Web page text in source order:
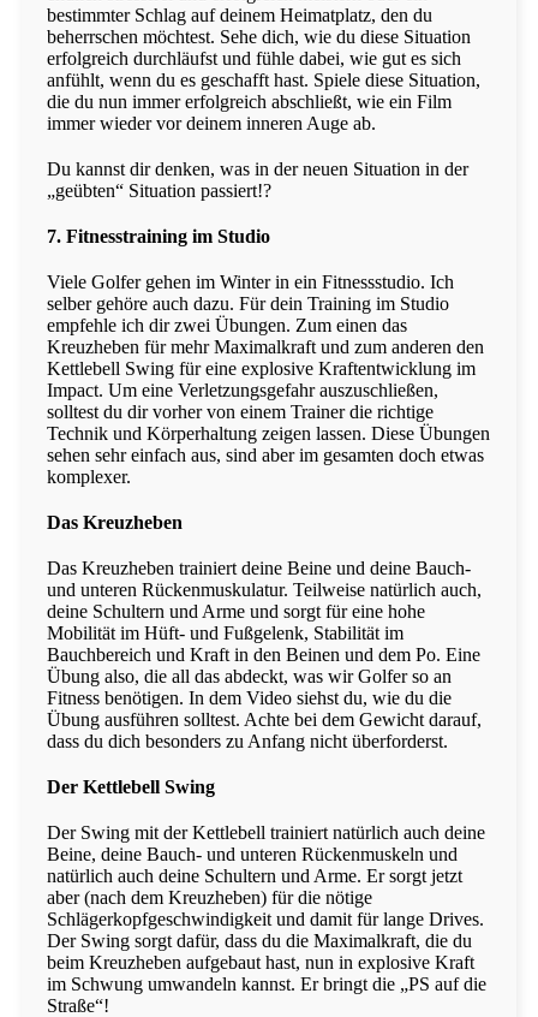
bestimmter Schlag auf deinem Heimatplatz, den du
beherrschen möchtest. Sehe dich, wie du diese Situation
erfolgreich durchläufst und fühle dabei, wie gut es sich
anfühlt, wenn du es geschafft hast. Spiele diese Situation,
die du nun immer erfolgreich abschließt, wie ein Film
immer wieder vor deinem inneren Auge ab.
Du kannst dir denken, was in der neuen Situation in der
„geübten“ Situation passiert!?
7. Fitnesstraining im Studio
Viele Golfer gehen im Winter in ein Fitnessstudio. Ich
selber gehöre auch dazu. Für dein Training im Studio
empfehle ich dir zwei Übungen. Zum einen das
Kreuzheben für mehr Maximalkraft und zum anderen den
Kettlebell Swing für eine explosive Kraftentwicklung im
Impact. Um eine Verletzungsgefahr auszuschließen,
solltest du dir vorher von einem Trainer die richtige
Technik und Körperhaltung zeigen lassen. Diese Übungen
sehen sehr einfach aus, sind aber im gesamten doch etwas
komplexer.
Das Kreuzheben
Das Kreuzheben trainiert deine Beine und deine Bauch-
und unteren Rückenmuskulatur. Teilweise natürlich auch,
deine Schultern und Arme und sorgt für eine hohe
Mobilität im Hüft- und Fußgelenk, Stabilität im
Bauchbereich und Kraft in den Beinen und dem Po. Eine
Übung also, die all das abdeckt, was wir Golfer so an
Fitness benötigen. In dem Video siehst du, wie du die
Übung ausführen solltest. Achte bei dem Gewicht darauf,
dass du dich besonders zu Anfang nicht überforderst.
Der Kettlebell Swing
Der Swing mit der Kettlebell trainiert natürlich auch deine
Beine, deine Bauch- und unteren Rückenmuskeln und
natürlich auch deine Schultern und Arme. Er sorgt jetzt
aber (nach dem Kreuzheben) für die nötige
Schlägerkopfgeschwindigkeit und damit für lange Drives.
Der Swing sorgt dafür, dass du die Maximalkraft, die du
beim Kreuzheben aufgebaut hast, nun in explosive Kraft
im Schwung umwandeln kannst. Er bringt die „PS auf die
Straße“!